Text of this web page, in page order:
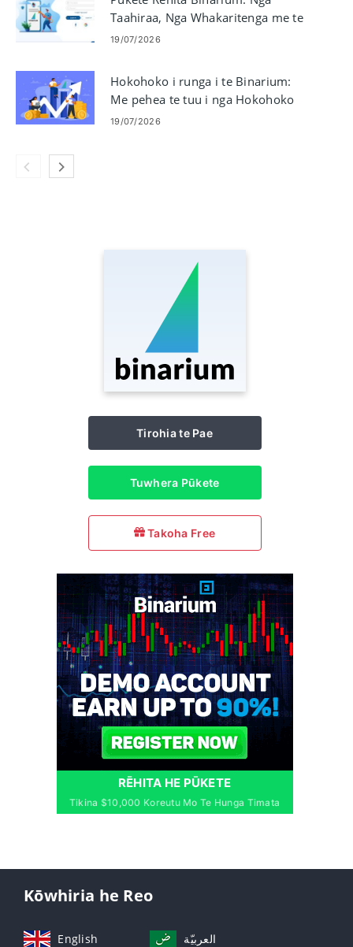
Taahiraa, Nga Whakaritenga me te
Whakauru
19/07/2026
Hokohoko i runga i te Binarium:
Me pehea te tuu i nga Hokohoko
me te Whakahaere Morearea
19/07/2026
Tirohia te Pae
Tuwhera Pūkete
Takoha Free
RĒHITA HE PŪKETE
Tikina $10,000 Koreutu Mo Te Hunga Timata
Kōwhiria he Reo
English العربيّة